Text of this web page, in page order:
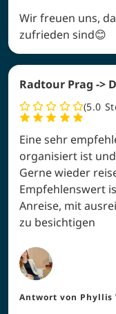
Wir freuen uns,
zufrieden sind😊
Radtour Prag ->
5.0
Eine sehr
organisiert ist
Gerne wieder
Empfehlenswert
Anreise, mit
zu besichtigen
Antwort von Phyllis